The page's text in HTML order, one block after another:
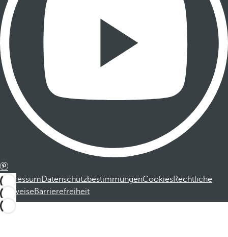
ImpressumDatenschutzbestimmungenCookiesRechtliche
HinweiseBarrierefreiheit